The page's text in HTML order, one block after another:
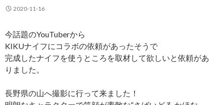
2020-11-16
今話題のYouTuberから
KIKUナイフにコラボの依頼があったそうで
完成したナイフを使うところを取材して欲しいと依頼があ
りました。
長野県の山へ撮影に行って来ました！